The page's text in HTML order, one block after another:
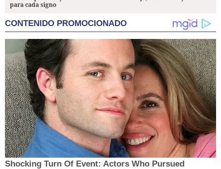
para cada signo
CONTENIDO PROMOCIONADO
Shocking Turn Of Event: Actors Who Pursued